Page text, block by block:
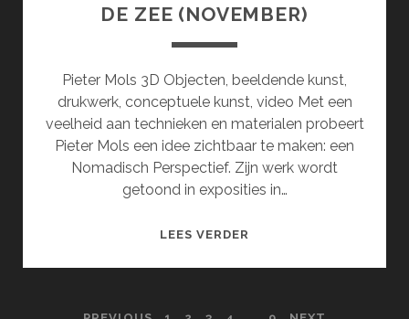
DE ZEE (NOVEMBER)
Pieter Mols 3D Objecten, beeldende kunst,
drukwerk, conceptuele kunst, video Met een
veelheid aan technieken en materialen probeert
Pieter Mols een idee zichtbaar te maken: een
Nomadisch Perspectief. Zijn werk wordt
getoond in exposities in…
LEES VERDER